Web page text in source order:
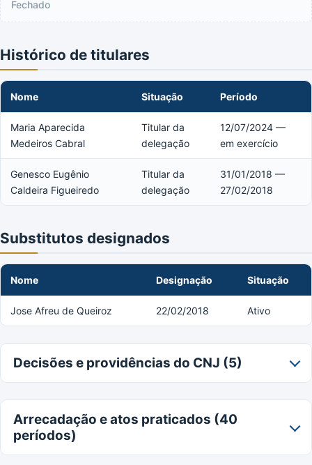
Fechado
Histórico de titulares
Nome Situação Período
Maria Aparecida
Medeiros Cabral
Titular da
delegação
12/07/2024 —
em exercício
Genesco Eugênio
Caldeira Figueiredo
Titular da
delegação
31/01/2018 —
27/02/2018
Substitutos designados
Nome Designação Situação
Jose Afreu de Queiroz 22/02/2018 Ativo
Decisões e providências do CNJ (5)
Arrecadação e atos praticados (40
períodos)